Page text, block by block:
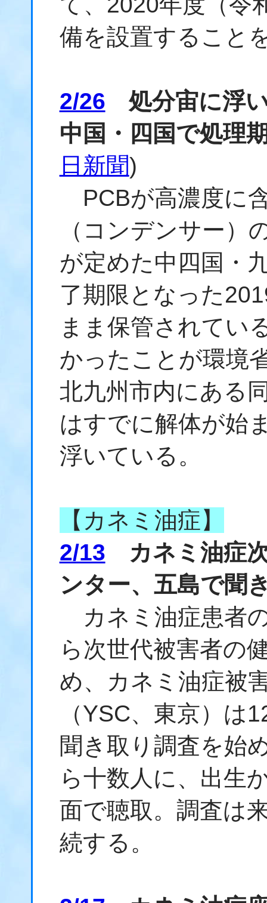
備を設置すること
2/26 処分宙に浮
中国・四国で処理
日新聞)
PCBが高濃度に
（コンデンサー）
が定めた中四国・
了期限となった
まま保管されてい
かったことが環境
北九州市内にある
はすでに解体が始
浮いている。
【カネミ油症】
2/13 カネミ油症
ンター、五島で聞
カネミ油症患者
ら次世代被害者の
め、カネミ油症被
（YSC、東京）は
聞き取り調査を始
ら十数人に、出生
面で聴取。調査は
続する。